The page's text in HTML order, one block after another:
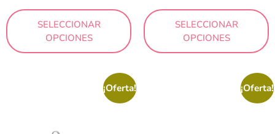
SELECCIONAR
OPCIONES
SELECCIONAR
OPCIONES
¡Oferta! ¡Oferta!